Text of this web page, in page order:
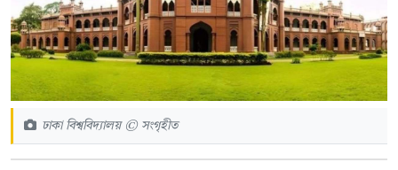
ঢাকা বিশ্ববিদ্যালয় © সংগৃহীত